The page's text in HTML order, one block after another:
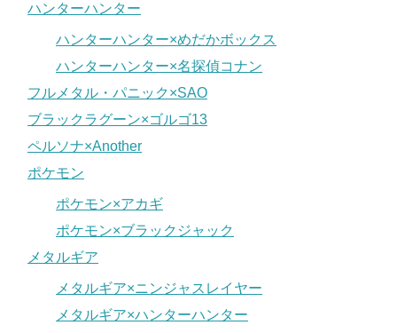
ハンターハンター
ハンターハンター×めだかボックス
ハンターハンター×名探偵コナン
フルメタル・パニック×SAO
ブラックラグーン×ゴルゴ13
ペルソナ×Another
ポケモン
ポケモン×アカギ
ポケモン×ブラックジャック
メタルギア
メタルギア×ニンジャスレイヤー
メタルギア×ハンターハンター